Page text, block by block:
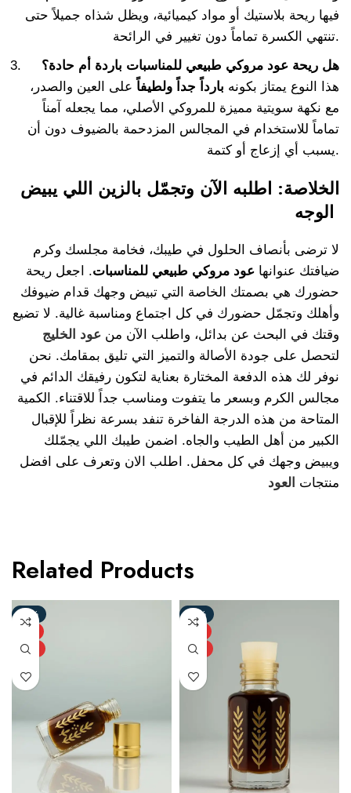
فيها ريحة بلاستيك أو مواد كيميائية، ويظل شذاه جميلاً حتى
تنتهي الكسرة تماماً دون تغيير في الرائحة.
هل ريحة عود مروكي طبيعي للمناسبات باردة أم حادة؟
هذا النوع يمتاز بكونه بارداً جداً ولطيفاً على العين والصدر،
مع نكهة سويتية مميزة للمروكي الأصلي، مما يجعله آمناً
تماماً للاستخدام في المجالس المزدحمة بالضيوف دون أن
يسبب أي إزعاج أو كتمة.
الخلاصة: اطلبه الآن وتجمّل بالزين اللي يبيض
لا ترضى بأنصاف الحلول في طيبك، فخامة مجلسك وكرم
ضيافتك عنوانها عود مروكي طبيعي للمناسبات. اجعل ريحة
حضورك هي بصمتك الخاصة التي تبيض وجهك قدام ضيوفك
وأهلك وتجمّل حضورك في كل اجتماع ومناسبة غالية. لا تضيع
وقتك في البحث عن بدائل، واطلب الآن من عود الخليج
لتحصل على جودة الأصالة والتميز التي تليق بمقامك. نحن
نوفر لك هذه الدفعة المختارة بعناية لتكون رفيقك الدائم في
مجالس الكرم وبسعر ما يتفوت ومناسب جداً للاقتناء. الكمية
المتاحة من هذه الدرجة الفاخرة تنفد بسرعة نظراً للإقبال
الكبير من أهل الطيب والجاه. اضمن طيبك اللي يجمّلك
ويبيض وجهك في كل محفل. اطلب الان وتعرف على افضل
منتجات العود
Related Products
-33%
NEW
-38%
NEW